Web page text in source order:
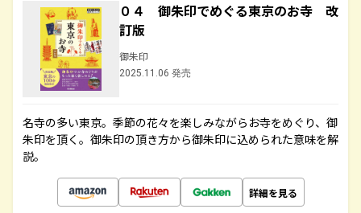
０４ 御朱印でめぐる東京のお寺 改
訂版
御朱印
2025.11.06 発売
名寺の多い東京。季節の花々を楽しみながらお寺をめぐり、御
朱印を頂く。御朱印の頂き方から御朱印に込められた意味を解
説。
詳細を見る